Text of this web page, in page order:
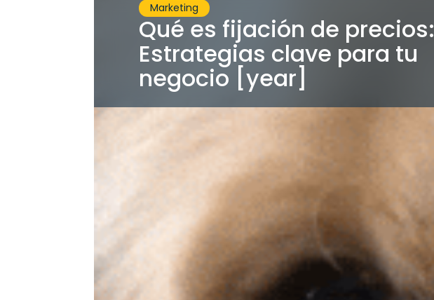
Marketing
Qué es fijación de precios:
Estrategias clave para tu
negocio [year]